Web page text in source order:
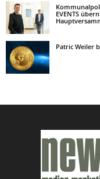
EVENTS
Patric Weiler